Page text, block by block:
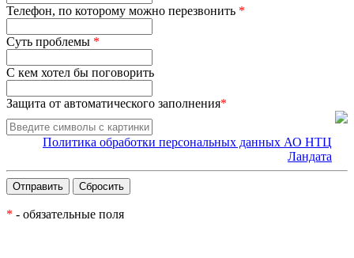
Телефон, по которому можно перезвонить *
Суть проблемы *
С кем хотел бы поговорить
Защита от автоматического заполнения*
Политика обработки персональных данных АО НТЦ
Ландата
* - обязательные поля